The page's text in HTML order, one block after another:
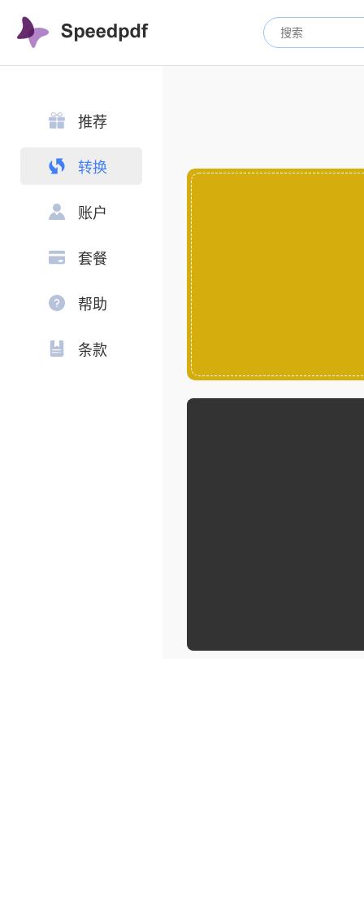
推荐
转换
账户
套餐
帮助
条款